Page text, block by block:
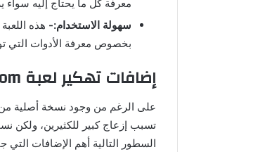
معرفة كل ما يحتاج إليه سواء
سهولة الاستخدام:- هذه
بخصوص معرفة الأدوات التي
إضافات تهكير لعبة My Talking Tom مهكرة Apk Mod
على الرغم من وجود نسخة أصلية من
تسبب إزعاج كبير للكثيرين، ولكن
السطور التالية أهم الإضافات التي